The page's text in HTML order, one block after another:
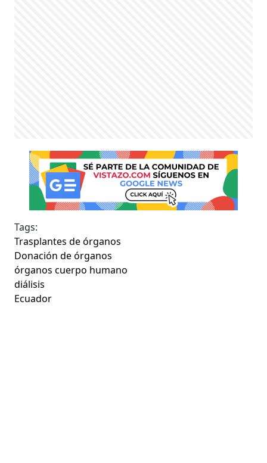
Tags:
Trasplantes de órganos
Donación de órganos
órganos cuerpo humano
diálisis
Ecuador